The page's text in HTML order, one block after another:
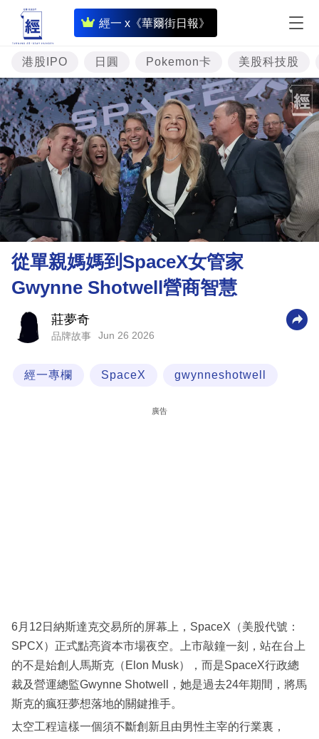
經一 x《華爾街日報》
即
時
財
經
專
題
投
資
理
財
商
科
區
港股IPO 日圓 Pokemon卡 美股科技股
從單親媽媽到SpaceX女管家
Gwynne Shotwell營商智慧
莊夢奇
品牌故事 Jun 26 2026
經一專欄 SpaceX gwynneshotwell
廣告
6月12日納斯達克交易所的屏幕上，SpaceX（美股代號：
SPCX）正式點亮資本市場夜空。上市敲鐘一刻，站在台上
的不是始創人馬斯克（Elon Musk），而是SpaceX行政總
裁及營運總監Gwynne Shotwell，她是過去24年期間，將馬
斯克的瘋狂夢想落地的關鍵推手。
太空工程這樣一個須不斷創新且由男性主宰的行業裏，